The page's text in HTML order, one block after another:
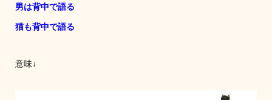
男は背中で語る
猫も背中で語る
意味↓